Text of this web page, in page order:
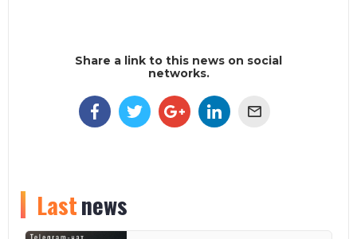
Share a link to this news on social
networks.
Lastnews